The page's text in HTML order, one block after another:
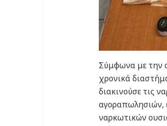
Σύμφωνα με την
χρονικά
διακινούσε τις
αγοραπωλησιών,
ναρκωτικών